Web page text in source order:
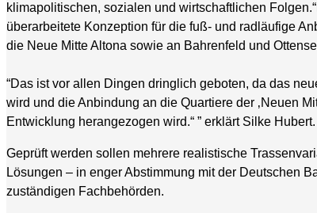
klimapolitischen, sozialen und wirtschaftlichen
überarbeitete Konzeption für die fuß- und radläufige
die Neue Mitte Altona sowie an Bahrenfeld und
“Das ist vor allen Dingen dringlich geboten, da das
wird und die Anbindung an die Quartiere der ‚Neuen
Entwicklung herangezogen wird.“ ” erklärt Silke Hubert.
Geprüft werden sollen mehrere realistische
Lösungen – in enger Abstimmung mit der Deutschen
zuständigen Fachbehörden.